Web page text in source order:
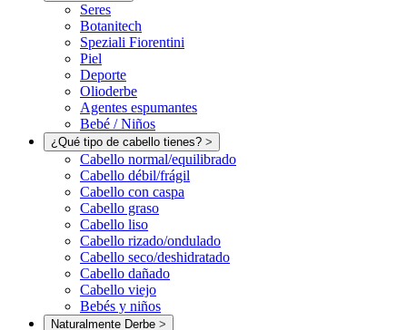
Seres
Botanitech
Speziali Fiorentini
Piel
Deporte
Olioderbe
Agentes espumantes
Bebé / Niños
¿Qué tipo de cabello tienes? >
Cabello normal/equilibrado
Cabello débil/frágil
Cabello con caspa
Cabello graso
Cabello liso
Cabello rizado/ondulado
Cabello seco/deshidratado
Cabello dañado
Cabello viejo
Bebés y niños
Naturalmente Derbe >